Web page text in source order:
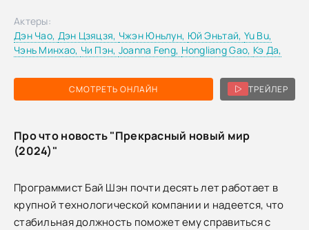
СМОТРЕТЬ ОНЛАЙН ТРЕЙЛЕР
Актеры:
Дэн Чао, Дэн Цзяцзя, Чжэн Юньлун, Юй Эньтай, Yu Bu,
Чэнь Минхао, Чи Пэн, Joanna Feng, Hongliang Gao, Кэ Да,
Про что новость "Прекрасный новый мир
(2024)"
Программист Бай Шэн почти десять лет работает в
крупной технологической компании и надеется, что
стабильная должность поможет ему справиться с